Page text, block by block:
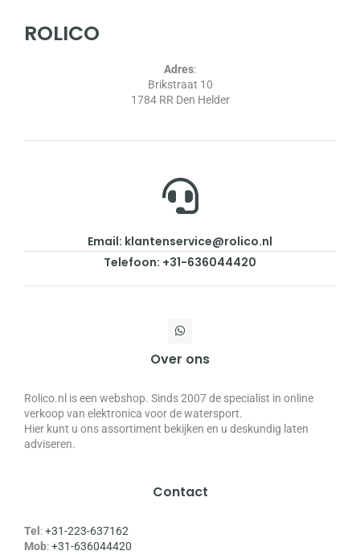
ROLICO
Adres:
Brikstraat 10
1784 RR Den Helder
Email: klantenservice@rolico.nl
Telefoon: +31-636044420
Over ons
Rolico.nl is een webshop. Sinds 2007 de specialist in online
verkoop van elektronica voor de watersport.
Hier kunt u ons assortiment bekijken en u deskundig laten
adviseren.
Contact
Tel :+31-223-637162
Mob:+31-636044420